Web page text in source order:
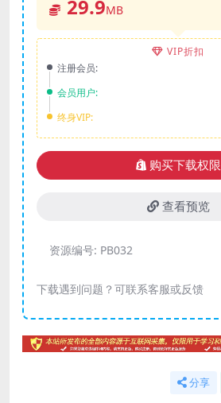
29.9MB
VIP折扣
注册会员:
会员用户:
终身VIP:
购买下载权限
查看预览
资源编号: PB032
下载遇到问题？可联系客服或反馈
分享